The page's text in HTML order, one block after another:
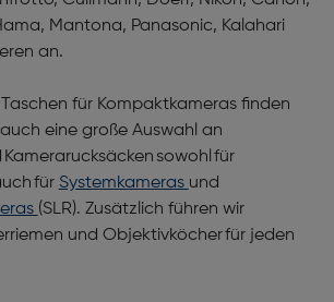
Mantona, Panasonic, Kalahari
an.
für Kompaktkameras finden
eine große Auswahl an
sowohl für
für Systemkameras und
(SLR). Zusätzlich führen wir
und Objektivköcher für jeden